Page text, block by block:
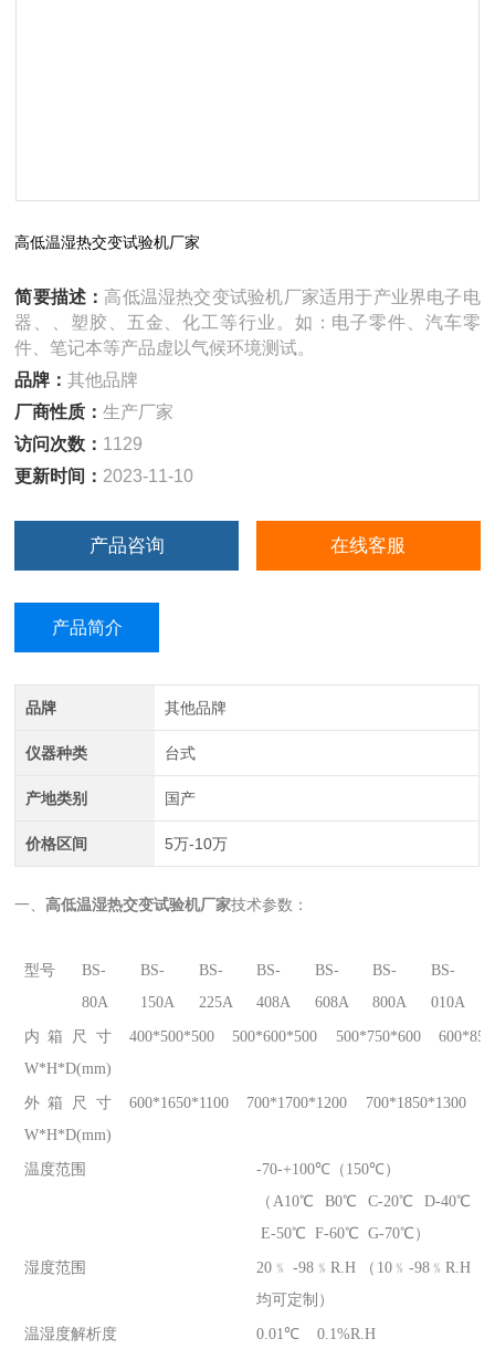
高低温湿热交变试验机厂家
简要描述：高低温湿热交变试验机厂家适用于产业界电子电
器、、塑胶、五金、化工等行业。如：电子零件、汽车零
件、笔记本等产品虚以气候环境测试。
品牌：其他品牌
厂商性质：生产厂家
访问次数： 1129
更新时间： 2023-11-10
产品咨询 在线客服
产品简介
品牌 其他品牌
仪器种类 台式
产地类别 国产
价格区间 5万-10万
一、 高低温湿热交变试验机厂家技术参数：
型号
BS-
80A
BS-
150A
BS-
225A
BS-
408A
BS-
608A
BS-
800A
BS-
010A
内箱尺寸
W*H*D(mm)
400*500*500 500*600*500 500*750*600
外箱尺寸
W*H*D(mm)
600*1650*1100 700*1700*1200 700*1850*1300
温度范围
-70-+100℃（150℃）
（A10℃ B0℃ C-20℃ D-40℃
E-50℃ F-60℃ G-70℃）
湿度范围
20﹪ -98﹪R.H （10﹪-98﹪R.H
均可定制）
温湿度解析度 0.01℃ 0.1%R.H